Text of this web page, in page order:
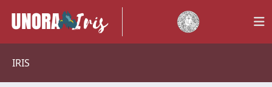
IRIS